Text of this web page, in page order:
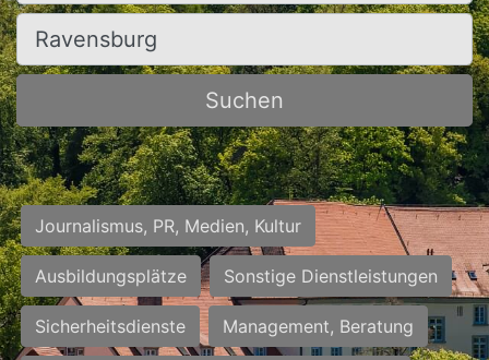
Ort, Stadt
Suchen
Journalismus, PR, Medien, Kultur
Ausbildungsplätze Sonstige Dienstleistungen
Sicherheitsdienste Management, Beratung